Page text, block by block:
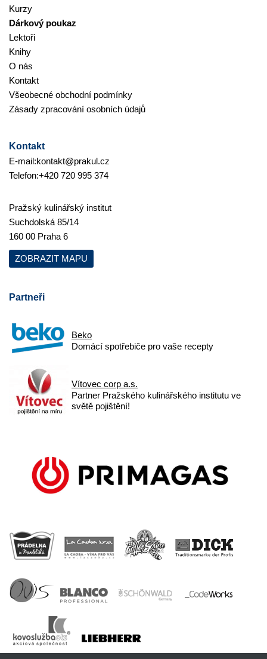
Kurzy
Dárkový poukaz
Lektoři
Knihy
O nás
Kontakt
Všeobecné obchodní podmínky
Zásady zpracování osobních údajů
Kontakt
E-mail:kontakt@prakul.cz
Telefon:+420 720 995 374
Pražský kulinářský institut
Suchdolská 85/14
160 00 Praha 6
ZOBRAZIT MAPU
Partneři
Beko
Domácí spotřebiče pro vaše recepty
Vítovec corp a.s.
Partner Pražského kulinářského institutu ve
světě pojištění!